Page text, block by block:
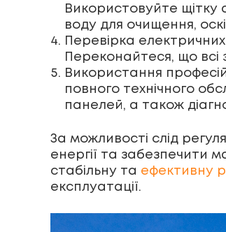
Використовуйте щітку
воду для очищення,
Перевірка
Переконайтеся, що всі
Використання
повного технічного
панелей, а також
За можливості слід
енергії та забезпечити
стабільну та ефективну
експлуатації.